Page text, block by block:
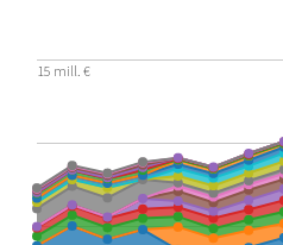
15 mill. €